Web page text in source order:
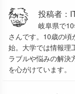
投稿者：
岐阜県で
さんです。10歳の
始。大学では情報理
ラブルや悩みの解決
を心がけています。